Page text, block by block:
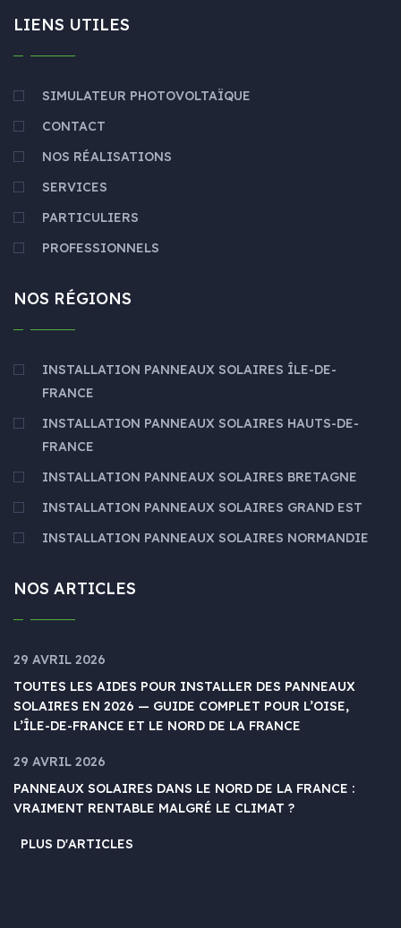
LIENS UTILES
SIMULATEUR PHOTOVOLTAÏQUE
CONTACT
NOS RÉALISATIONS
SERVICES
PARTICULIERS
PROFESSIONNELS
NOS RÉGIONS
INSTALLATION PANNEAUX SOLAIRES ÎLE-DE-
FRANCE
INSTALLATION PANNEAUX SOLAIRES HAUTS-DE-
FRANCE
INSTALLATION PANNEAUX SOLAIRES BRETAGNE
INSTALLATION PANNEAUX SOLAIRES GRAND EST
INSTALLATION PANNEAUX SOLAIRES NORMANDIE
NOS ARTICLES
29 AVRIL 2026
TOUTES LES AIDES POUR INSTALLER DES PANNEAUX
SOLAIRES EN 2026 — GUIDE COMPLET POUR L’OISE,
L’ÎLE-DE-FRANCE ET LE NORD DE LA FRANCE
29 AVRIL 2026
PANNEAUX SOLAIRES DANS LE NORD DE LA FRANCE :
VRAIMENT RENTABLE MALGRÉ LE CLIMAT ?
PLUS D'ARTICLES